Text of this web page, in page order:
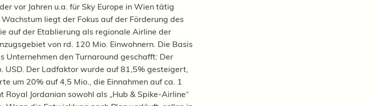
vor Jahren u.a. für Sky Europe in Wien tätig
liegt der Fokus auf der Förderung des
auf der Etablierung als regionale Airline der
von rd. 120 Mio. Einwohnern. Die Basis
Unternehmen den Turnaround geschafft: Der
USD. Der Ladfaktor wurde auf 81,5% gesteigert,
um 20% auf 4,5 Mio., die Einnahmen auf ca. 1
Royal Jordanian sowohl als „Hub & Spike-Airline“